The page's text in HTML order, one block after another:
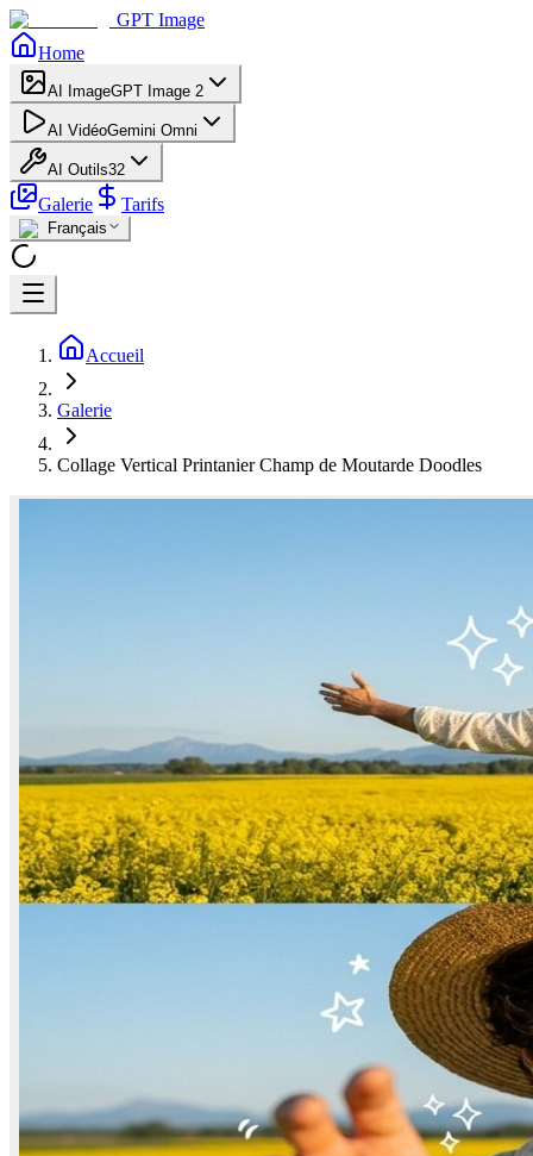
GPT Image
Home
AI ImageGPT Image 2
AI VidéoGemini Omni
AI Outils32
Galerie Tarifs
Français
Accueil
Galerie
Collage Vertical Printanier Champ de Moutarde Doodles